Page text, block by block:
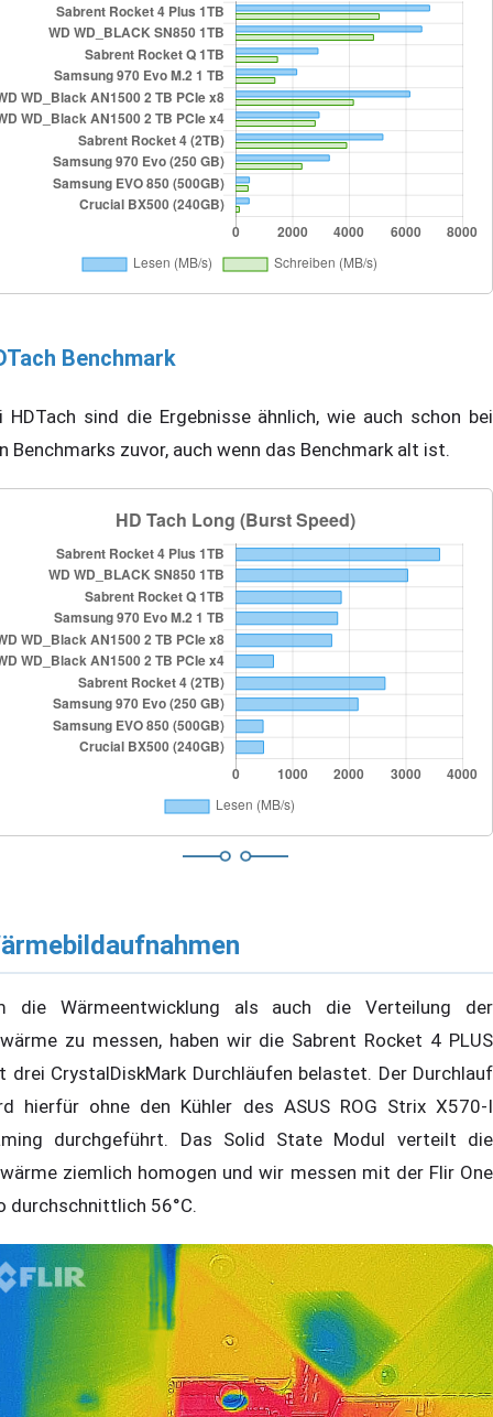
Benchmark
HDTach sind die Ergebnisse ähnlich, wie auch schon bei
Benchmarks zuvor, auch wenn das Benchmark alt ist.
die Wärmeentwicklung als auch die Verteilung der
zu messen, haben wir die Sabrent Rocket 4 PLUS
drei CrystalDiskMark Durchläufen belastet. Der Durchlauf
hierfür ohne den Kühler des ASUS ROG Strix X570-I
durchgeführt. Das Solid State Modul verteilt die
ziemlich homogen und wir messen mit der Flir One
durchschnittlich 56°C.